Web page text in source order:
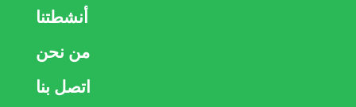
أنشطتنا
من نحن
اتصل بنا